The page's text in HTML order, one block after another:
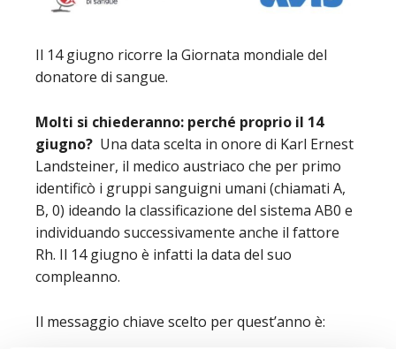
Il 14 giugno ricorre la Giornata mondiale del
donatore di sangue.
Molti si chiederanno: perché proprio il 14
giugno? Una data scelta in onore di Karl Ernest
Landsteiner, il medico austriaco che per primo
identificò i gruppi sanguigni umani (chiamati A,
B, 0) ideando la classificazione del sistema AB0 e
individuando successivamente anche il fattore
Rh. Il 14 giugno è infatti la data del suo
compleanno.
Il messaggio chiave scelto per quest’anno è: